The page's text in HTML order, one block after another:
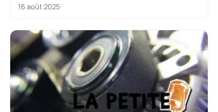
16 août 2025